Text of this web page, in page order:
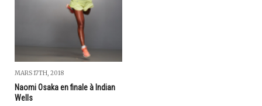
MARS 17TH, 2018
Naomi Osaka en finale à Indian
Wells